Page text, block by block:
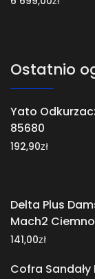
Ostatnio
Yato
85680
192,90zł
Delta Plus
Mach2
141,00zł
Cofra